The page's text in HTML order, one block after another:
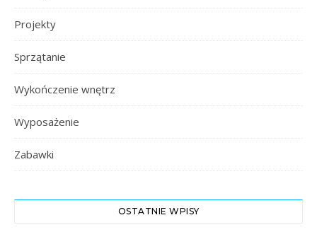
Projekty
Sprzątanie
Wykończenie wnętrz
Wyposażenie
Zabawki
OSTATNIE WPISY